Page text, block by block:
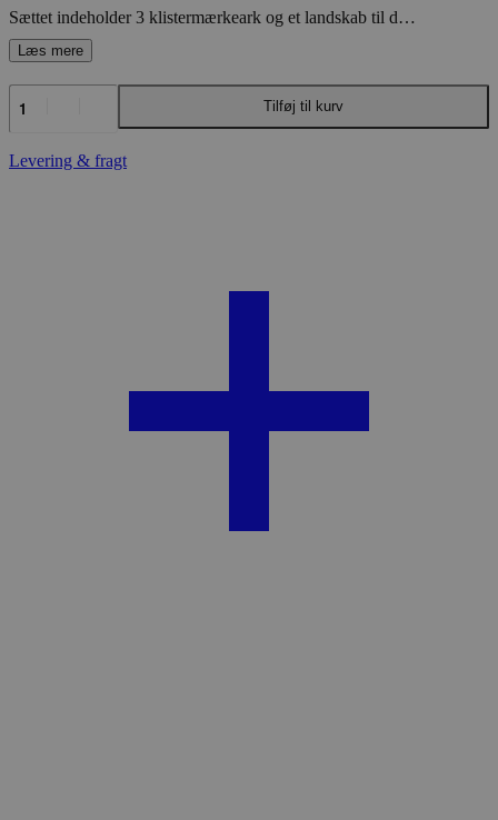
Sættet indeholder 3 klistermærkeark og et landskab til design. Fra 3+ år. Mål på pakken: ca. 17,5 cm x 24,5 cm x 1 cm
KLISTERMÆRKE
SÆT
"UNICORN"
antal
Tilføj til kurv
Levering & fragt